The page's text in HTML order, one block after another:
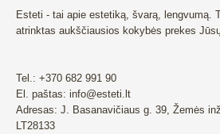
Esteti - tai apie estetiką, švarą, lengvumą.
atrinktas aukščiausios kokybės prekes
Tel.: +370 682 991 90
El. paštas: info@esteti.lt
Adresas: J. Basanavičiaus g. 39, Žemės
LT28133